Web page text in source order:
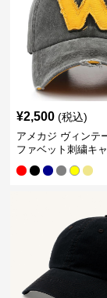
¥2,500 (税込)
アメカジ ヴィンテ
ファベット刺繍キ